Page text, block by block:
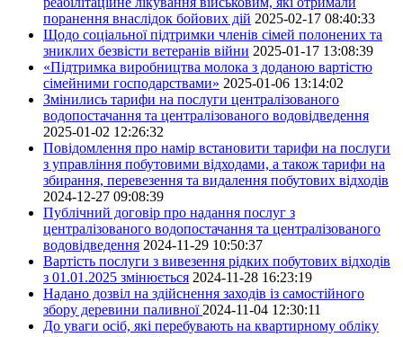
поранення внаслідок бойових дій 2025-02-17 08:40:33
Щодо соціальної підтримки членів сімей полонених та
зниклих безвісти ветеранів війни 2025-01-17 13:08:39
«Підтримка виробництва молока з доданою вартістю
сімейними господарствами» 2025-01-06 13:14:02
Змінились тарифи на послуги централізованого
водопостачання та централізованого водовідведення
2025-01-02 12:26:32
Повідомлення про намір встановити тарифи на послуги
з управління побутовими відходами, а також тарифи на
збирання, перевезення та видалення побутових відходів
2024-12-27 09:08:39
Публічний договір про надання послуг з
централізованого водопостачання та централізованого
водовідведення 2024-11-29 10:50:37
Вартість послуги з вивезення рідких побутових відходів
з 01.01.2025 змінюється 2024-11-28 16:23:19
Надано дозвіл на здійснення заходів із самостійного
збору деревини паливної 2024-11-04 12:30:11
До уваги осіб, які перебувають на квартирному обліку